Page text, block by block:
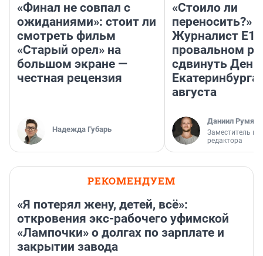
«Финал не совпал с
ожиданиями»: стоит ли
смотреть фильм
«Старый орел» на
большом экране —
честная рецензия
Надежда Губарь
«Стоило ли
переносить?»
Журналист
провальном
сдвинуть День
Екатеринбурга
августа
Даниил
Заместитель
редактора
РЕКОМЕНДУЕМ
«Я потерял жену, детей, всё»:
откровения экс-рабочего уфимской
«Лампочки» о долгах по зарплате и
закрытии завода